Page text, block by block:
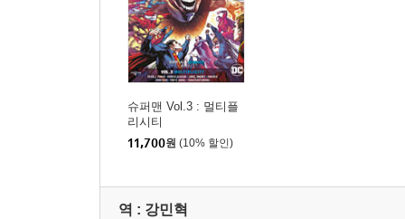
슈퍼맨 Vol.3 : 멀티플
리시티
11,700원 (10% 할인)
역 : 강민혁